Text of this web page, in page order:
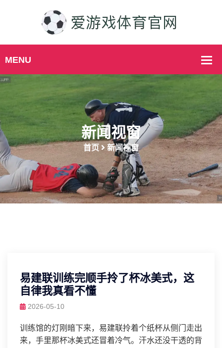
新闻视窗
首页 新闻视窗
易建联训练完顺手拎了杯冰美式，这
自律我真看不懂
2026-05-10
训练馆的灯刚暗下来，易建联拎着个纸杯从侧门走出
来，手里那杯冰美式还冒着冷气。汗水还没干透的背